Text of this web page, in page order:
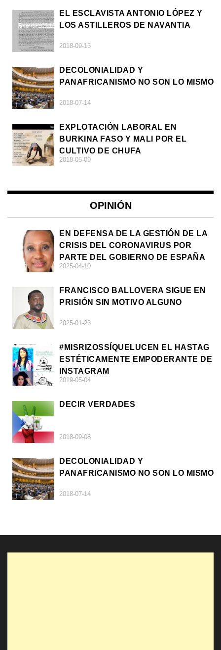
EL ESCLAVISTA ANTONIO LÓPEZ Y
LOS ASTILLEROS DE NAVANTIA
2018-09-13
DECOLONIALIDAD Y
PANAFRICANISMO NO SON LO MISMO
2018-07-14
EXPLOTACIÓN LABORAL EN
BURKINA FASO Y MALI POR EL
CULTIVO DE CHUFA
2018-05-09
OPINIÓN
EN DEFENSA DE LA GESTIÓN DE LA
CRISIS DEL CORONAVIRUS POR
PARTE DEL GOBIERNO DE ESPAÑA
2025-04-10
FRANCISCO BALLOVERA SIGUE EN
PRISIÓN SIN MOTIVO ALGUNO
2025-01-23
#MISRIZOSSÍQUELUCEN EL HASTAG
ESTÉTICAMENTE EMPODERANTE DE
INSTAGRAM
2019-05-04
DECIR VERDADES
2018-09-08
DECOLONIALIDAD Y
PANAFRICANISMO NO SON LO MISMO
2018-07-14